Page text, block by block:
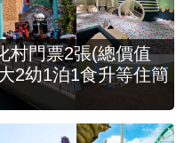
村門票2張(總價值
2幼1泊1食升等住簡